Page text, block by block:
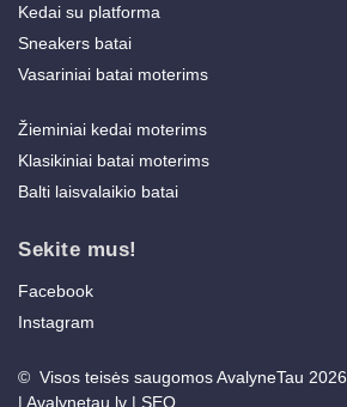
Kedai su platforma
Sneakers batai
Vasariniai batai moterims
Žieminiai kedai moterims
Klasikiniai batai moterims
Balti laisvalaikio batai
Sekite mus!
Facebook
Instagram
© Visos teisės saugomos AvalyneTau 2026
| Avalynetau.lv | SEO